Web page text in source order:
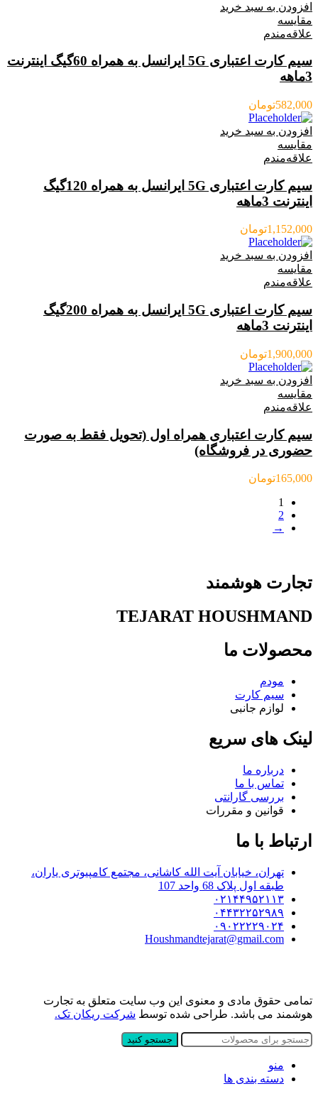
افزودن به سبد خرید
مقایسه
علاقه‌مندم
سیم کارت اعتباری 5G ایرانسل به همراه 60گیگ اینترنت
3ماهه
582,000تومان
افزودن به سبد خرید
مقایسه
علاقه‌مندم
سیم کارت اعتباری 5G ایرانسل به همراه 120گیگ
اینترنت 3ماهه
1,152,000تومان
افزودن به سبد خرید
مقایسه
علاقه‌مندم
سیم کارت اعتباری 5G ایرانسل به همراه 200گیگ
اینترنت 3ماهه
1,900,000تومان
افزودن به سبد خرید
مقایسه
علاقه‌مندم
سیم کارت اعتباری همراه اول (تحویل فقط به صورت
حضوری در فروشگاه)
165,000تومان
1
2
→
تجارت هوشمند
TEJARAT HOUSHMAND
محصولات ما
مودم
سیم کارت
لوازم جانبی
لینک های سریع
درباره ما
تماس با ما
بررسی گارانتی
قوانین و مقررات
ارتباط با ما
تهران، خیابان آیت الله کاشانی، مجتمع کامپیوتری یاران،
طبقه اول پلاک 68 واحد 107
۰۲۱۴۴۹۵۲۱۱۳
۰۴۴۳۲۲۵۲۹۸۹
۰۹۰۲۲۲۲۹۰۲۴
Houshmandtejarat@gmail.com
تمامی حقوق مادی و معنوی این وب سایت متعلق به تجارت
هوشمند می باشد. طراحی شده توسط شرکت ریکان تک.
جستجو کنید
منو
دسته بندی ها